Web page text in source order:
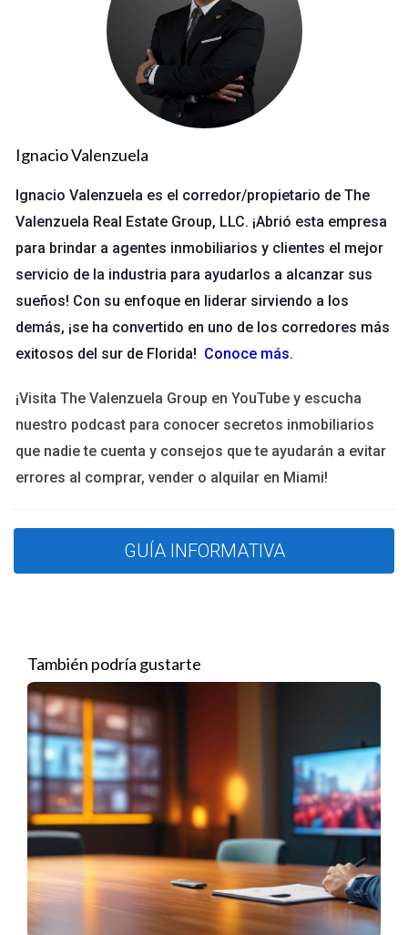
La elección de la zona para tu farming inmobiliario es
fundamental y debe basarse en un análisis cuidadoso. Es
necesario investigar las características demográficas, la
actividad del mercado y el ambiente socioeconómico de la
región. Al elegir la zona adecuada, considera los siguientes
aspectos:
Demografía: Analiza la edad, el ingreso y el tipo de
vivienda predominante.
volumen de transacciones.
Competencia: Examina el número de agentes en la zona
y sus estrategias.
Personalización: Asegúrate de que la zona elegida tenga
el potencial para que puedas ofrecer un servicio
personalizado y enfocado.
Una investigación exhaustiva te permitirá identificar áreas con
un alto potencial de negocio y donde puedas construir una
Paso 2: Construcción de un Perfil de
Una vez seleccionada la zona, el siguiente paso es definir a tu
cliente ideal. Conocer a fondo a tus futuros clientes te
Estilo de vida: ¿Qué tipo de actividades realizan?
¿Cuáles son sus intereses?
Necesidades de vivienda: ¿Buscan compra, venta o
alquiler? ¿Qué características son imprescindibles para
ellos?
Factores que influyen en la decisión: ¿Cuáles son sus
principales preocupaciones al momento de comprar o
alquilar?
Utiliza datos estadísticos y encuestas para enriquecer tu
perfil, permitiéndote conectar más efectivamente con tus
clientes potenciales.
Paso 3: Creación de una Oferta de
Ignacio Valenzuela
Ignacio Valenzuela es el corredor/propietario de The
Valenzuela Real Estate Group, LLC. ¡Abrió esta empresa
para brindar a agentes inmobiliarios y clientes el mejor
servicio de la industria para ayudarlos a alcanzar sus
sueños! Con su enfoque en liderar sirviendo a los
demás, ¡se ha convertido en uno de los corredores más
exitosos del sur de Florida! Conoce más.
¡Visita The Valenzuela Group en YouTube y escucha
nuestro podcast para conocer secretos inmobiliarios
que nadie te cuenta y consejos que te ayudarán a evitar
errores al comprar, vender o alquilar en Miami!
GUÍA INFORMATIVA
También podría gustarte